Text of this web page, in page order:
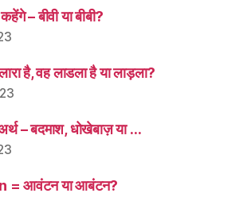
– बीवी या बीबी?
है, वह लाडला है या लाड़ला?
– बदमाश, धोखेबाज़ या …
= आवंटन या आबंटन?